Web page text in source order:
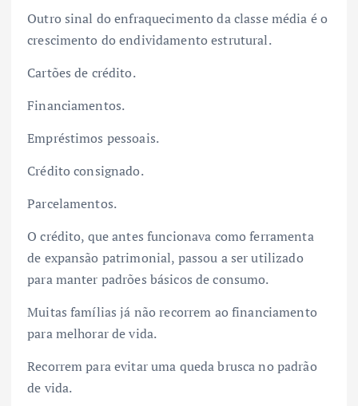
Outro sinal do enfraquecimento da classe média é o
crescimento do endividamento estrutural.
Cartões de crédito.
Financiamentos.
Empréstimos pessoais.
Crédito consignado.
Parcelamentos.
O crédito, que antes funcionava como ferramenta
de expansão patrimonial, passou a ser utilizado
para manter padrões básicos de consumo.
Muitas famílias já não recorrem ao financiamento
para melhorar de vida.
Recorrem para evitar uma queda brusca no padrão
de vida.